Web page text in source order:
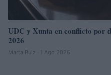
UDC y Xunta en conflicto por
2026
Marta Ruiz · 1 Ago 2026